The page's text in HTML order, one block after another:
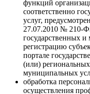
функций
соответственно
услуг,
27.07.2010 № 210-
государственных
регистрацию
портале
(или)
муниципальных
обработка
осуществления